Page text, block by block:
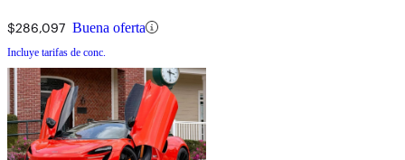
$286,097 Buena oferta
Incluye tarifas de conc.